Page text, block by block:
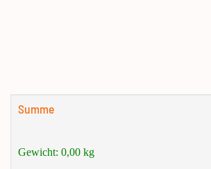
Summe
Gewicht: 0,00 kg